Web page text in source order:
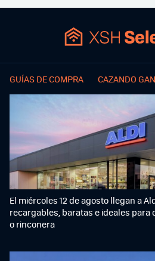
GUÍAS DE COMPRA CAZANDO
El miércoles 12 de agosto llegan a
recargables, baratas e ideales para
o rinconera